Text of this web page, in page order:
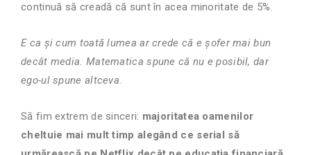
continuă să creadă că sunt în acea minoritate de 5%.
E ca și cum toată lumea ar crede că e șofer mai bun
decât media. Matematica spune că nu e posibil, dar
ego-ul spune altceva.
Să fim extrem de sinceri: majoritatea oamenilor
cheltuie mai mult timp alegând ce serial să